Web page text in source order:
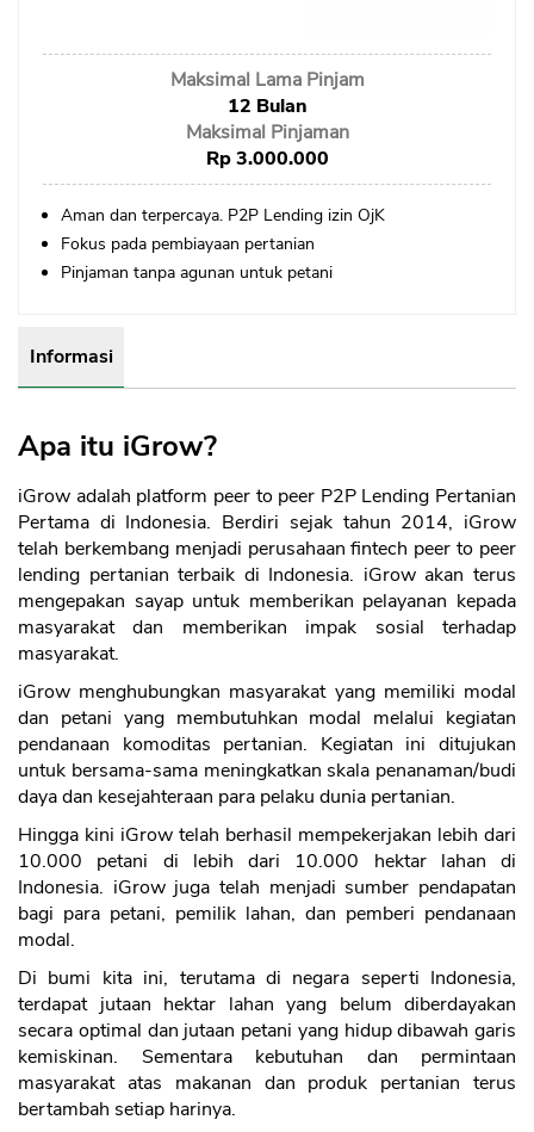
Exchange
Asuransi
Maksimal Lama Pinjam
12 Bulan
Maksimal Pinjaman
Rp 3.000.000
Aman dan terpercaya. P2P Lending izin OjK
Fokus pada pembiayaan pertanian
Pinjaman tanpa agunan untuk petani
Informasi
Apa itu iGrow?
iGrow adalah platform peer to peer P2P Lending Pertanian
Pertama di Indonesia. Berdiri sejak tahun 2014, iGrow
telah berkembang menjadi perusahaan fintech peer to peer
lending pertanian terbaik di Indonesia. iGrow akan terus
mengepakan sayap untuk memberikan pelayanan kepada
masyarakat dan memberikan impak sosial terhadap
masyarakat.
iGrow menghubungkan masyarakat yang memiliki modal
dan petani yang membutuhkan modal melalui kegiatan
pendanaan komoditas pertanian. Kegiatan ini ditujukan
untuk bersama-sama meningkatkan skala penanaman/budi
daya dan kesejahteraan para pelaku dunia pertanian.
Hingga kini iGrow telah berhasil mempekerjakan lebih dari
10.000 petani di lebih dari 10.000 hektar lahan di
Indonesia. iGrow juga telah menjadi sumber pendapatan
bagi para petani, pemilik lahan, dan pemberi pendanaan
modal.
Di bumi kita ini, terutama di negara seperti Indonesia,
terdapat jutaan hektar lahan yang belum diberdayakan
secara optimal dan jutaan petani yang hidup dibawah garis
kemiskinan. Sementara kebutuhan dan permintaan
masyarakat atas makanan dan produk pertanian terus
bertambah setiap harinya.